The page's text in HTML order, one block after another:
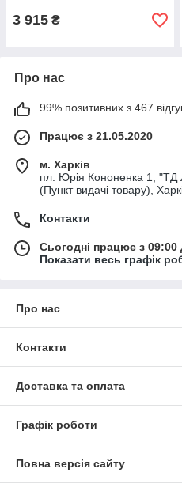
3 915 ₴
Про нас
99% позитивних з 467
Працює з 21.05.2020
м. Харків
пл. Юрія Кононенка 1, "ТД
(Пункт видачі товару),
Контакти
Сьогодні працює з 09:00
Показати весь графік
Про нас
Контакти
Доставка та оплата
Графік роботи
Повна версія сайту